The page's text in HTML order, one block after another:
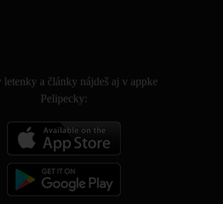
letenky a články nájdeš aj v appke
Pelipecky: